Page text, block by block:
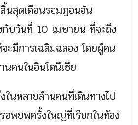
นสุดเดือนรอมฎอนอัน
กับวันที่ 10 เมษายน ที่จะถึง
ะมีการเฉลิมฉลอง โดยผู้คน
คนในอินโดนีเซีย
ในหลายล้านคนที่เดินทางไป
อพยพครั้งใหญ่ที่เรียกในท้อง